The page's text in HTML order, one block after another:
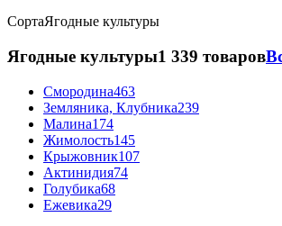
СортаЯгодные культуры
Ягодные культуры1 339 товаров
Смородина463
Земляника, Клубника239
Малина174
Жимолость145
Крыжовник107
Актинидия74
Голубика68
Ежевика29